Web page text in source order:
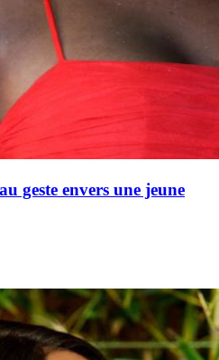
geste envers une jeune